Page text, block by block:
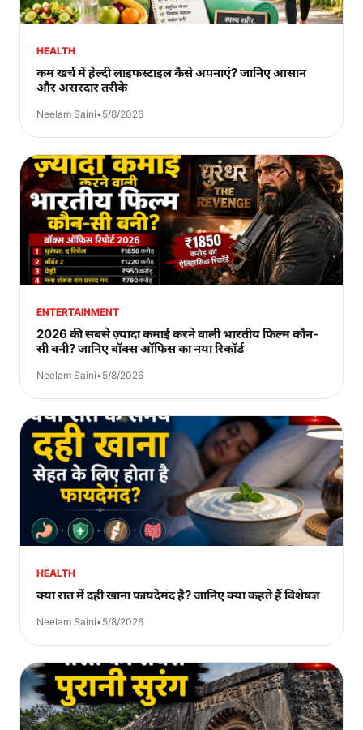
HEALTH
कम खर्च में हेल्दी लाइफस्टाइल कैसे अपनाएं? जानिए आसान
और असरदार तरीके
Neelam Saini•5/8/2026
ENTERTAINMENT
2026 की सबसे ज़्यादा कमाई करने वाली भारतीय फिल्म कौन-
सी बनी? जानिए बॉक्स ऑफिस का नया रिकॉर्ड
Neelam Saini•5/8/2026
HEALTH
क्या रात में दही खाना फायदेमंद है? जानिए क्या कहते हैं विशेषज्ञ
Neelam Saini•5/8/2026